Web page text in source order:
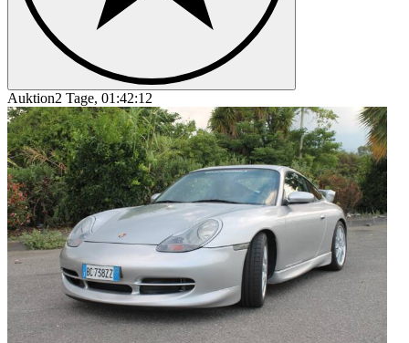
Auktion2 Tage, 01:42:12